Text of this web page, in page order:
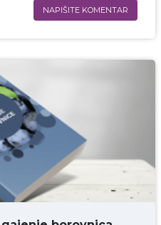
NAPIŠITE KOMENTAR